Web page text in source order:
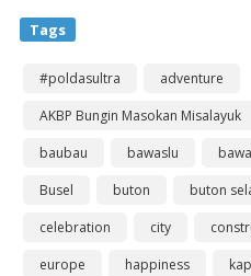
Tags
#poldasultra
adventure
AKBP Bungin Masokan Misalayuk
baubau
bawaslu
Busel
buton buton
celebration
city
europe
happiness